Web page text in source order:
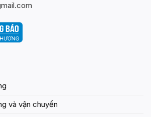
và vận chuyển